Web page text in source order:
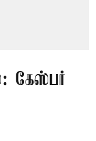
கேஸ்பர்